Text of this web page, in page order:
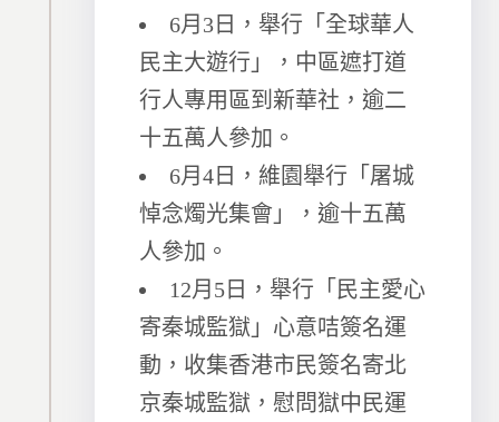
6月3日，舉行「全球華人
民主大遊行」，中區遮打道
行人專用區到新華社，逾二
十五萬人參加。
6月4日，維園舉行「屠城
悼念燭光集會」，逾十五萬
人參加。
12月5日，舉行「民主愛心
寄秦城監獄」心意咭簽名運
動，收集香港市民簽名寄北
京秦城監獄，慰問獄中民運